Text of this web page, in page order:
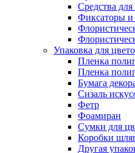
Средства
Фиксаторы и
Упаковка для
Пленка
Пленка
Бумага
Сизаль
Фетр
Фоамиран
Сумки для
Коробки
Другая